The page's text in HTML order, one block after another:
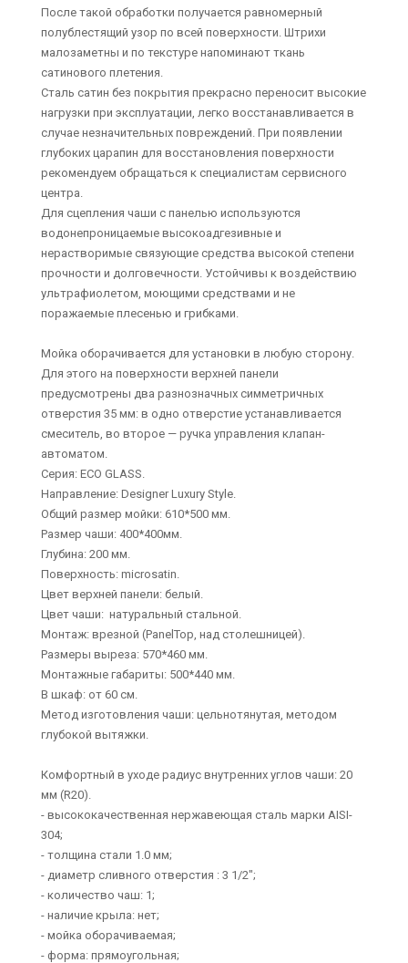
После такой обработки получается равномерный
полублестящий узор по всей поверхности. Штрихи
малозаметны и по текстуре напоминают ткань
сатинового плетения.
Сталь сатин без покрытия прекрасно переносит высокие
нагрузки при эксплуатации, легко восстанавливается в
случае незначительных повреждений. При появлении
глубоких царапин для восстановления поверхности
рекомендуем обращаться к специалистам сервисного
центра.
Для сцепления чаши с панелью используются
водонепроницаемые высокоадгезивные и
нерастворимые связующие средства высокой степени
прочности и долговечности. Устойчивы к воздействию
ультрафиолетом, моющими средствами и не
поражаемые плесенью и грибками.
Мойка оборачивается для установки в любую сторону.
Для этого на поверхности верхней панели
предусмотрены два разнозначных симметричных
отверстия 35 мм: в одно отверстие устанавливается
смеситель, во второе — ручка управления клапан-
автоматом.
Серия: ECO GLASS.
Направление: Designer Luxury Style.
Общий размер мойки: 610*500 мм.
Размер чаши: 400*400мм.
Глубина: 200 мм.
Поверхность: microsatin.
Цвет верхней панели: белый.
Цвет чаши: натуральный стальной.
Монтаж: врезной (PanelTop, над столешницей).
Размеры выреза: 570*460 мм.
Монтажные габариты: 500*440 мм.
В шкаф: от 60 см.
Метод изготовления чаши: цельнотянутая, методом
глубокой вытяжки.
Комфортный в уходе радиус внутренних углов чаши: 20
мм (R20).
- высококачественная нержавеющая сталь марки AISI-
304;
- толщина стали 1.0 мм;
- диаметр сливного отверстия : 3 1/2";
- количество чаш: 1;
- наличие крыла: нет;
- мойка оборачиваемая;
- форма: прямоугольная;